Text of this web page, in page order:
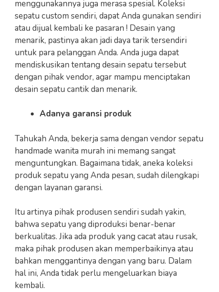
menggunakannya juga merasa spesial. Koleksi
sepatu custom sendiri, dapat Anda gunakan sendiri
atau dijual kembali ke pasaran ! Desain yang
menarik, pastinya akan jadi daya tarik tersendiri
untuk para pelanggan Anda. Anda juga dapat
mendiskusikan tentang desain sepatu tersebut
dengan pihak vendor, agar mampu menciptakan
desain sepatu cantik dan menarik.
Adanya garansi produk
Tahukah Anda, bekerja sama dengan vendor sepatu
handmade wanita murah ini memang sangat
menguntungkan. Bagaimana tidak, aneka koleksi
produk sepatu yang Anda pesan, sudah dilengkapi
dengan layanan garansi.
Itu artinya pihak produsen sendiri sudah yakin,
bahwa sepatu yang diproduksi benar-benar
berkualitas. Jika ada produk yang cacat atau rusak,
maka pihak produsen akan memperbaikinya atau
bahkan menggantinya dengan yang baru. Dalam
hal ini, Anda tidak perlu mengeluarkan biaya
kembali.